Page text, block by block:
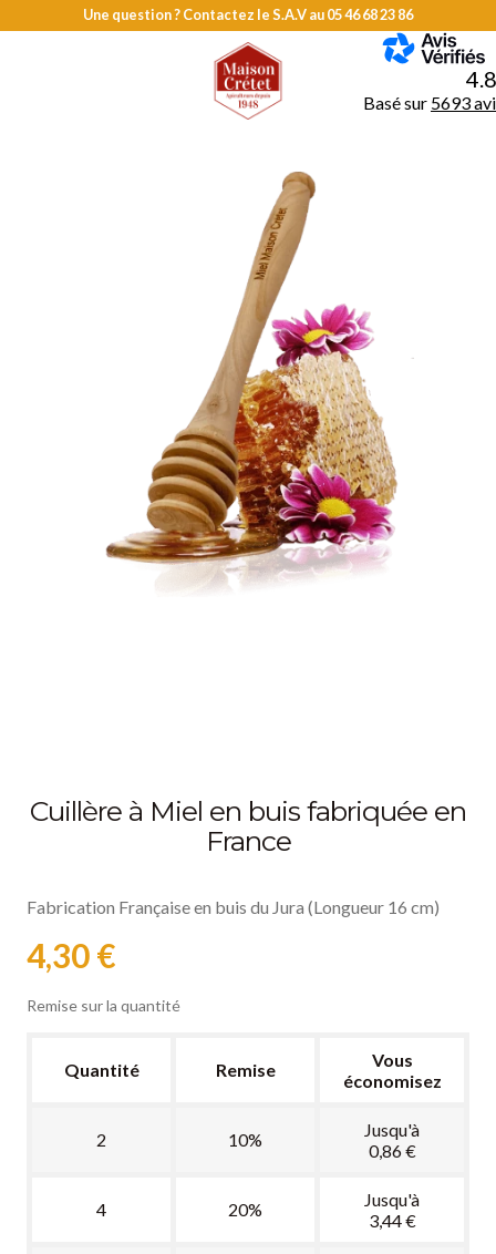
MENU
Une question ? Contactez le S.A.V au05 46 68 23 86
4.8
Basé sur 5693
Cuillère à Miel en buis fabriquée en
France
Fabrication Française en buis du Jura (Longueur 16 cm)
4,30 €
Remise sur la quantité
Quantité Remise
Vous
économisez
2 10%
Jusqu'à
0,86 €
4 20%
Jusqu'à
3,44 €